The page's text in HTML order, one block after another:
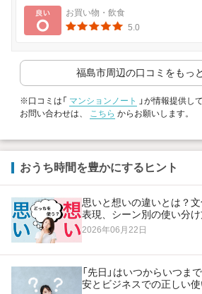
良い
お買い物・飲食
5.0
福島市周辺の口コミをもっ
※口コミは「 マンションノート
」が情報提供し
お問い合わせは、
こちら からお願いします。
おうち時間を豊かにするヒント
思いと想いの違いとは？
表現、シーン別の使い分け
2026年06月22日
「先日」はいつからいつま
安とビジネスでの正しい